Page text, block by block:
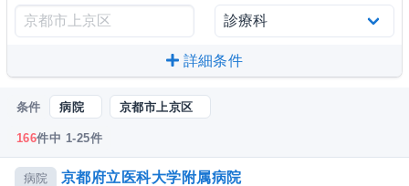
詳細条件
条件 病院 京都市上京区
166件中 1-25件
病院 京都府立医科大学附属病院